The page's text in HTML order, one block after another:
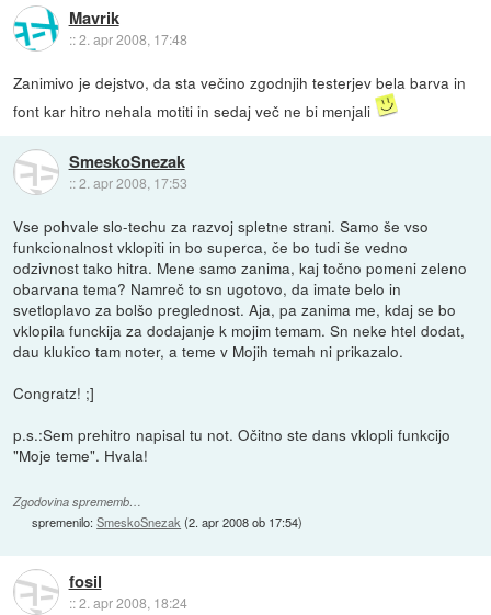
Mavrik
::2. apr 2008, 17:48
Zanimivo je dejstvo, da sta večino zgodnjih testerjev bela barva in
font kar hitro nehala motiti in sedaj več ne bi menjali
SmeskoSnezak
::2. apr 2008, 17:53
Vse pohvale slo-techu za razvoj spletne strani. Samo še vso
funkcionalnost vklopiti in bo superca, če bo tudi še vedno
odzivnost tako hitra. Mene samo zanima, kaj točno pomeni zeleno
obarvana tema? Namreč to sn ugotovo, da imate belo in
svetloplavo za bolšo preglednost. Aja, pa zanima me, kdaj se bo
vklopila funckija za dodajanje k mojim temam. Sn neke htel dodat,
dau klukico tam noter, a teme v Mojih temah ni prikazalo.
Congratz! ;]
p.s.:Sem prehitro napisal tu not. Očitno ste dans vklopli funkcijo
"Moje teme". Hvala!
Zgodovina sprememb…
spremenilo:SmeskoSnezak (2. apr 2008 ob 17:54)
fosil
::2. apr 2008, 18:24